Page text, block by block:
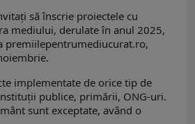
să înscrie proiectele cu
mediului, derulate în anul 2025,
premiilepentrumediucurat.ro,
implementate de orice tip de
publice, primării, ONG-uri.
sunt exceptate, având o